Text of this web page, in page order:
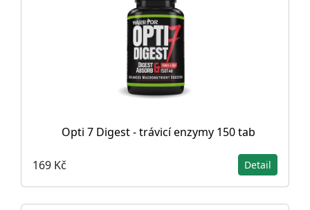
Opti 7 Digest - trávicí enzymy 150 tab
169 Kč Detail